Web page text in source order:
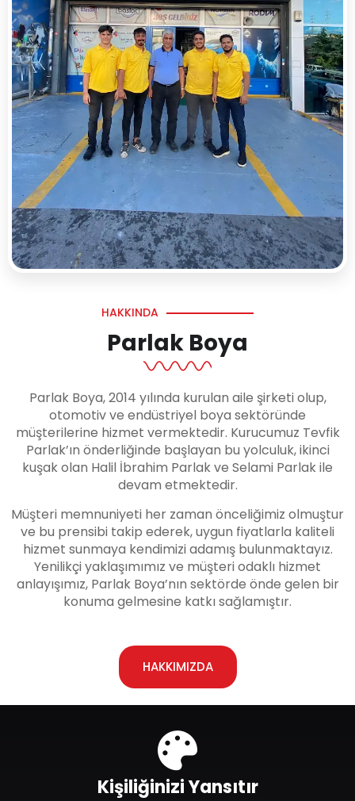
HAKKINDA
Parlak Boya
Parlak Boya, 2014 yılında kurulan aile şirketi olup,
otomotiv ve endüstriyel boya sektöründe
müşterilerine hizmet vermektedir. Kurucumuz Tevfik
Parlak’ın önderliğinde başlayan bu yolculuk, ikinci
kuşak olan Halil İbrahim Parlak ve Selami Parlak ile
devam etmektedir.
Müşteri memnuniyeti her zaman önceliğimiz olmuştur
ve bu prensibi takip ederek, uygun fiyatlarla kaliteli
hizmet sunmaya kendimizi adamış bulunmaktayız.
Yenilikçi yaklaşımımız ve müşteri odaklı hizmet
anlayışımız, Parlak Boya’nın sektörde önde gelen bir
konuma gelmesine katkı sağlamıştır.
HAKKIMIZDA
Kişiliğinizi Yansıtır